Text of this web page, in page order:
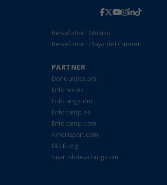
Reiseführer Mexiko
Reiseführer Playa del Carmen
PARTNER
Donquijote.org
Enforex.es
Enfolang.com
Enfocamp.es
Enfocamp.com
Amerispan.com
DELE.org
Spanish-teaching.com